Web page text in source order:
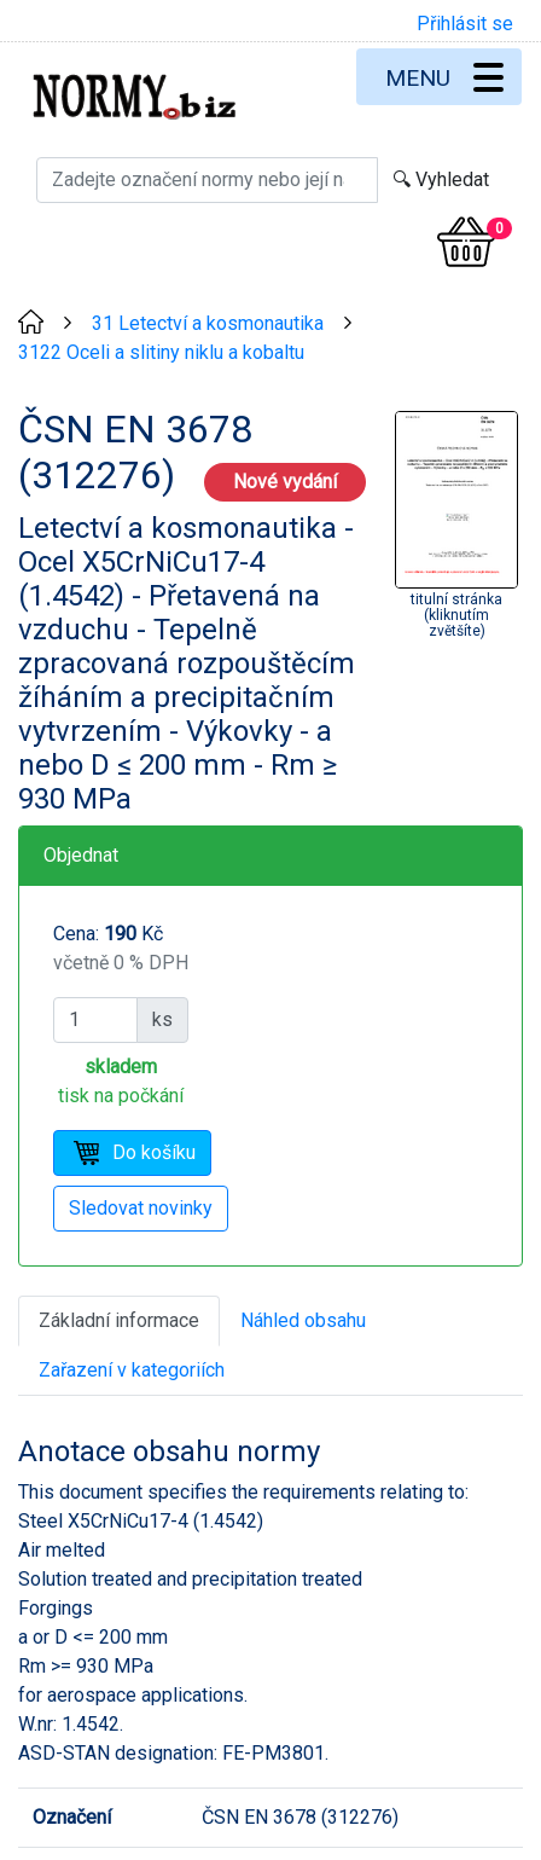
Přihlásit se
0
MENU
31 Letectví a kosmonautika
3122 Oceli a slitiny niklu a kobaltu
ČSN EN 3678
(312276)
Nové vydání
Letectví a kosmonautika -
Ocel X5CrNiCu17-4
(1.4542) - Přetavená na
vzduchu - Tepelně
zpracovaná rozpouštěcím
žíháním a precipitačním
vytvrzením - Výkovky - a
nebo D ≤ 200 mm - Rm ≥
930 MPa
titulní stránka
(kliknutím
zvětšíte)
Objednat
Cena: 190 Kč
včetně 0 % DPH
ks
skladem
tisk na počkání
Základní informace Náhled obsahu
Zařazení v kategoriích
Anotace obsahu normy
This document specifies the requirements relating to:
Steel X5CrNiCu17-4 (1.4542)
Air melted
Solution treated and precipitation treated
Forgings
a or D <= 200 mm
Rm >= 930 MPa
for aerospace applications.
W.nr: 1.4542.
ASD-STAN designation: FE-PM3801.
Označení ČSN EN 3678 (312276)